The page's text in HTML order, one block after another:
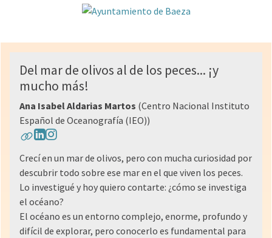
Del mar de olivos al de los peces... ¡y
mucho más!
Ana Isabel Aldarias Martos (Centro Nacional Instituto
Español de Oceanografía (IEO))
Crecí en un mar de olivos, pero con mucha curiosidad por
descubrir todo sobre ese mar en el que viven los peces.
Lo investigué y hoy quiero contarte: ¿cómo se investiga
el océano?
El océano es un entorno complejo, enorme, profundo y
difícil de explorar, pero conocerlo es fundamental para